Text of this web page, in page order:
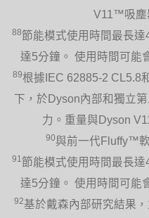
V11™吸塵
88節能模式使用時間最長
達5分鐘。 使用時間可能
89根據IEC 62885-2 CL5.8
下，於Dyson內部和獨立
力。重量與Dyson
90與前一代Fluffy™
91 節能模式使用時間最長
達5分鐘。 使用時間可能
92基於戴森內部研究結果